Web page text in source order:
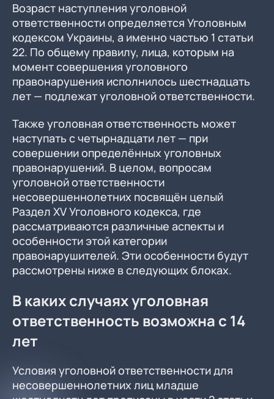
Возраст наступления уголовной
ответственности определяется Уголовным
кодексом Украины, а именно частью 1 статьи
22. По общему правилу, лица, которым на
момент совершения уголовного
правонарушения исполнилось шестнадцать
лет — подлежат уголовной ответственности.
Также уголовная ответственность может
наступать с четырнадцати лет — при
совершении определённых уголовных
правонарушений. В целом, вопросам
уголовной ответственности
несовершеннолетних посвящён целый
Раздел XV Уголовного кодекса, где
рассматриваются различные аспекты и
особенности этой категории
правонарушителей. Эти особенности будут
рассмотрены ниже в следующих блоках.
В каких случаях уголовная
ответственность возможна с 14
лет
Условия уголовной ответственности для
несовершеннолетних лиц младше